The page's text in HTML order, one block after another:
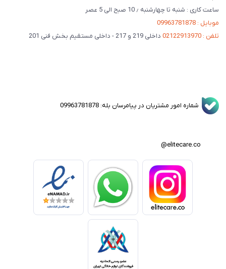
ساعت کاری : شنبه تا چهارشنبه ٫ 10 صبح الی 5 عصر
موبایل : 09963781878
تلفن : 02122913970
داخلی 219 و 217 - داخلی مستقیم بخش فنی 201
شماره امور مشتریان در پیامرسان بله: 09963781878